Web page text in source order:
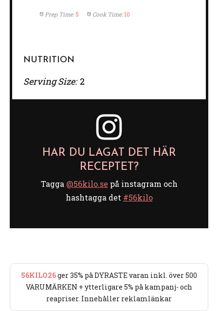
Prep Time: 5 Cook Time: 10
NUTRITION
Serving Size: 2
HAR DU LAGAT DET HÄR
RECEPTET?
Tagga @56kilo.se på instagram och
hashtagga det #56kilo
56KILO26ger 35% på DYRASTE varan inkl. över 500
VARUMÄRKEN + ytterligare 5% på kampanj- och
reapriser. Innehåller reklamlänkar